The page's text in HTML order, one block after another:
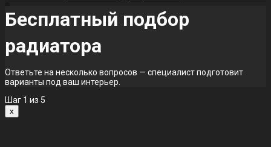
Бесплатный подбор
радиатора
Ответьте на несколько вопросов — специалист подготовит
варианты под ваш интерьер.
Шаг 1 из 5
x